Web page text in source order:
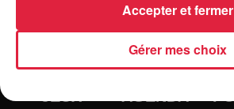
RADIO INFOS
TRAQUEURS D'EMPLOI
Gérer mes choix
Accepter et fermer